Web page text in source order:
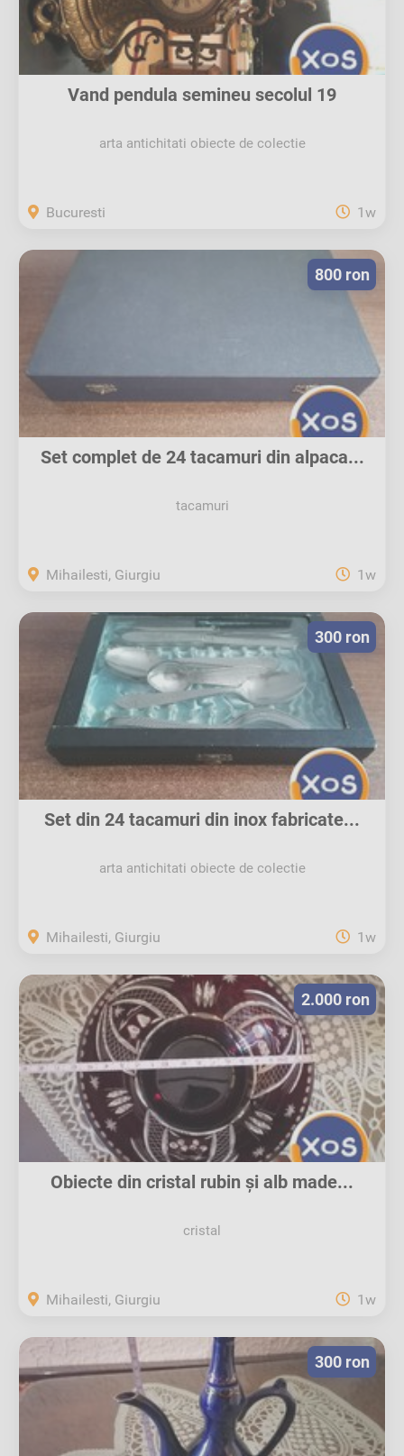
Vand pendula semineu secolul 19
arta antichitati obiecte de colectie
Bucuresti 1w
Set complet de 24 tacamuri din alpaca...
tacamuri
800 ron
Mihailesti, Giurgiu 1w
Set din 24 tacamuri din inox fabricate...
arta antichitati obiecte de colectie
300 ron
Mihailesti, Giurgiu 1w
Obiecte din cristal rubin și alb made...
cristal
2.000 ron
Mihailesti, Giurgiu 1w
300 ron